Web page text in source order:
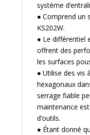
système
● Comprend un
KS202W.
● Le différentiel
offrent des
les surfaces
● Utilise des vis
hexagonaux
serrage fiable
maintenance
d’outils.
● Étant donné